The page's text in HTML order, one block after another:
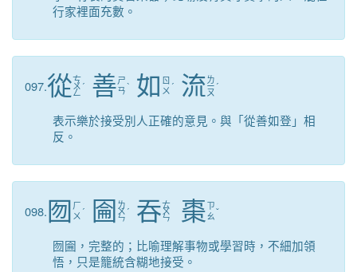
行家裡面充數。
097.從ㄘ
ㄨ
ㄥ
ˊ 善ㄕ
ㄢˋ 如 ㄖ
ㄨ ˊ 流ㄌ
ㄧ
ㄡ
ˊ
表示樂於接受別人正確的意見。與「從善如登」相
反。
098. 囫 ㄏ
ㄨ ˊ 圇 ㄌ
ㄨ
ㄣ
ˊ 吞ㄊ
ㄨ
ㄣ 棗ㄗ
ㄠˇ
囫圇，完整的；比喻理解事物或學習時，不細加領
悟，只是籠統含糊地接受。